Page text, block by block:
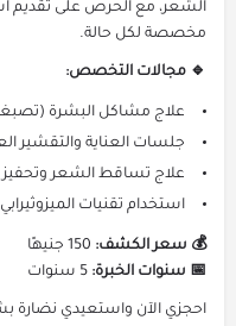
الشعر، مع الحرص على تقديم
مخصصة لكل حالة.
🔹 مجالات التخصص:
علاج مشاكل البشرة
جلسات العناية والتقشير
علاج تساقط الشعر وتحفيز
استخدام تقنيات
💰 سعر الكشف:
📅 سنوات الخبرة:
احجزي الآن واستعيدي